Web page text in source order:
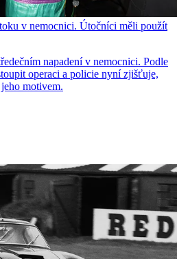
v nemocnici. Útočníci měli použít
napadení v nemocnici. Podle
operaci a policie nyní zjišťuje,
motivem.